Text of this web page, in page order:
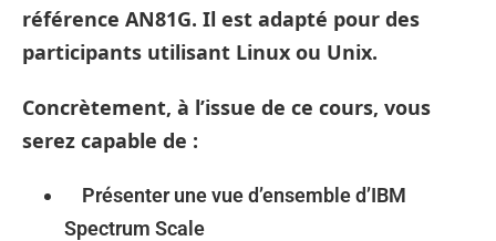
référence AN81G. Il est adapté pour des
participants utilisant Linux ou Unix.
Concrètement, à l’issue de ce cours, vous
serez capable de :
Présenter une vue d’ensemble d’IBM
Spectrum Scale